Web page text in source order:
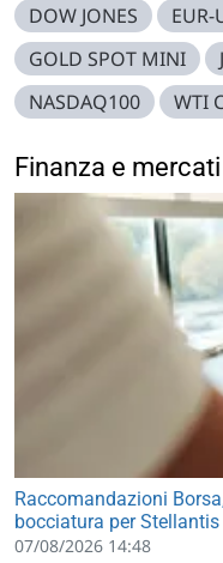
DOW JONES
EUR-
GOLD SPOT MINI
NASDAQ100
WTI
Finanza e mercati
Raccomandazioni
bocciatura per Stellantis
07/08/2026 14:48